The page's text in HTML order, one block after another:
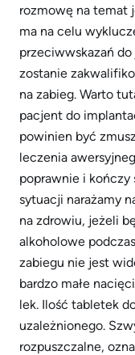
rozmowę na temat
ma na celu
przeciwwskazań
zostanie
na zabieg. Warto
pacjent do
powinien być
leczenia
poprawnie i
sytuacji narażamy
na zdrowiu, jeżeli
alkoholowe
zabiegu nie jest
bardzo małe
lek. Ilość tabletek
uzależnionego.
rozpuszczalne,